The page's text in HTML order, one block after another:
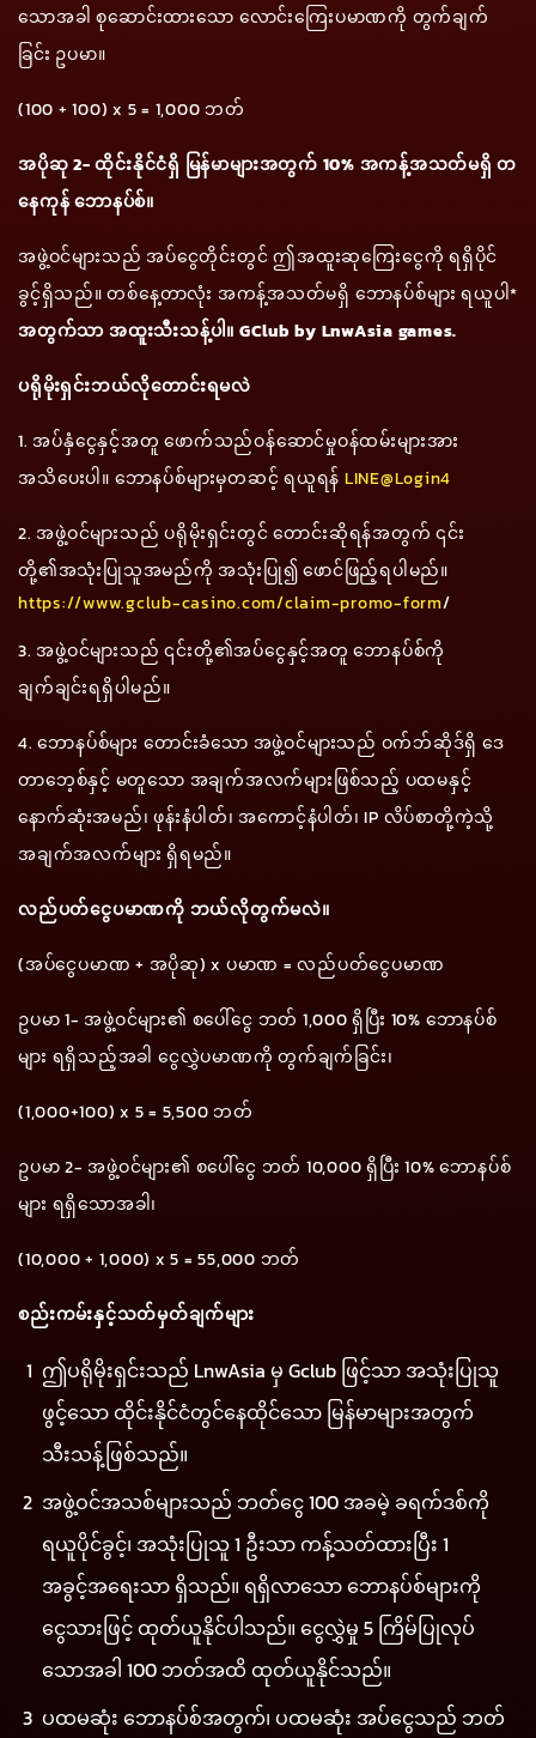
သောအခါ စုဆောင်းထားသော လောင်းကြေးပမာဏကို တွက်ချက်
ခြင်း ဥပမာ။
(100 + 100) x 5 = 1,000 ဘတ်
အပိုဆု 2- ထိုင်းနိုင်ငံရှိ မြန်မာများအတွက် 10% အကန့်အသတ်မရှိ တ
နေကုန် ဘောနပ်စ်။
အဖွဲ့ဝင်များသည် အပ်ငွေတိုင်းတွင် ဤအထူးဆုကြေးငွေကို ရရှိပိုင်
ခွင့်ရှိသည်။ တစ်နေ့တာလုံး အကန့်အသတ်မရှိ ဘောနပ်စ်များ ရယူပါ*
အတွက်သာ အထူးသီးသန့်ပါ။ GClub by LnwAsia games.
ပရိုမိုးရှင်းဘယ်လိုတောင်းရမလဲ
1. အပ်နှံငွေနှင့်အတူ ဖောက်သည်ဝန်ဆောင်မှုဝန်ထမ်းများအား
အသိပေးပါ။ ဘောနပ်စ်များမှတဆင့် ရယူရန် LINE@Login4
2. အဖွဲ့ဝင်များသည် ပရိုမိုးရှင်းတွင် တောင်းဆိုရန်အတွက် ၎င်း
တို့၏အသုံးပြုသူအမည်ကို အသုံးပြု၍ ဖောင်ဖြည့်ရပါမည်။
https://www.gclub-casino.com/claim-promo-form/
3. အဖွဲ့ဝင်များသည် ၎င်းတို့၏အပ်ငွေနှင့်အတူ ဘောနပ်စ်ကို
ချက်ချင်းရရှိပါမည်။
4. ဘောနပ်စ်များ တောင်းခံသော အဖွဲ့ဝင်များသည် ဝက်ဘ်ဆိုဒ်ရှိ ဒေ
တာဘေ့စ်နှင့် မတူသော အချက်အလက်များဖြစ်သည့် ပထမနှင့်
နောက်ဆုံးအမည်၊ ဖုန်းနံပါတ်၊ အကောင့်နံပါတ်၊ IP လိပ်စာတို့ကဲ့သို့
အချက်အလက်များ ရှိရမည်။
လည်ပတ်ငွေပမာဏကို ဘယ်လိုတွက်မလဲ။
(အပ်ငွေပမာဏ + အပိုဆု) x ပမာဏ = လည်ပတ်ငွေပမာဏ
ဥပမာ 1- အဖွဲ့ဝင်များ၏ စပေါ်ငွေ ဘတ် 1,000 ရှိပြီး 10% ဘောနပ်စ်
များ ရရှိသည့်အခါ ငွေလွှဲပမာဏကို တွက်ချက်ခြင်း၊
(1,000+100) x 5 = 5,500 ဘတ်
ဥပမာ 2- အဖွဲ့ဝင်များ၏ စပေါ်ငွေ ဘတ် 10,000 ရှိပြီး 10% ဘောနပ်စ်
များ ရရှိသောအခါ၊
(10,000 + 1,000) x 5 = 55,000 ဘတ်
စည်းကမ်းနှင့်သတ်မှတ်ချက်များ
ဤပရိုမိုးရှင်းသည် LnwAsia မှ Gclub ဖြင့်သာ အသုံးပြုသူ
ဖွင့်သော ထိုင်းနိုင်ငံတွင်နေထိုင်သော မြန်မာများအတွက်
သီးသန့်ဖြစ်သည်။
အဖွဲ့ဝင်အသစ်များသည် ဘတ်ငွေ 100 အခမဲ့ ခရက်ဒစ်ကို
ရယူပိုင်ခွင့်၊ အသုံးပြုသူ 1 ဦးသာ ကန့်သတ်ထားပြီး 1
အခွင့်အရေးသာ ရှိသည်။ ရရှိလာသော ဘောနပ်စ်များကို
ငွေသားဖြင့် ထုတ်ယူနိုင်ပါသည်။ ငွေလွှဲမှု 5 ကြိမ်ပြုလုပ်
သောအခါ 100 ဘတ်အထိ ထုတ်ယူနိုင်သည်။
ပထမဆုံး ဘောနပ်စ်အတွက်၊ ပထမဆုံး အပ်ငွေသည် ဘတ်